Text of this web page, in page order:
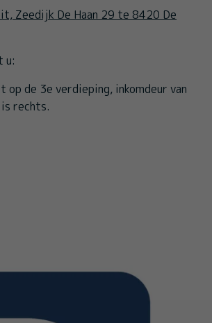
Zeedijk De Haan 29 te 8420 De
u:
de 3e verdieping, inkomdeur van
rechts.